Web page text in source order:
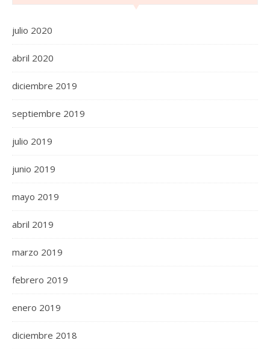
julio 2020
abril 2020
diciembre 2019
septiembre 2019
julio 2019
junio 2019
mayo 2019
abril 2019
marzo 2019
febrero 2019
enero 2019
diciembre 2018